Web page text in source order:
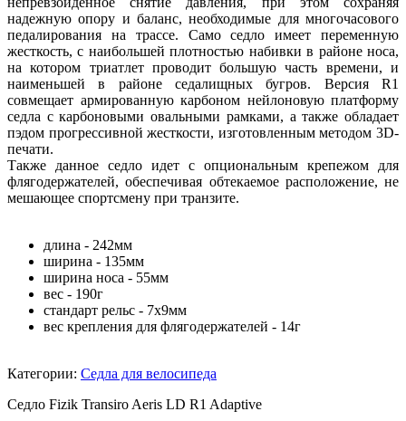
надежную опору и баланс, необходимые для многочасового
педалирования на трассе. Само седло имеет переменную
жесткость, с наибольшей плотностью набивки в районе носа,
на котором триатлет проводит большую часть времени, и
наименьшей в районе седалищных бугров. Версия R1
совмещает армированную карбоном нейлоновую платформу
седла с карбоновыми овальными рамками, а также обладает
пэдом прогрессивной жесткости, изготовленным методом 3D-
печати.
Также данное седло идет с опциональным крепежом для
флягодержателей, обеспечивая обтекаемое расположение, не
мешающее спортсмену при транзите.
длина - 242мм
ширина - 135мм
ширина носа - 55мм
вес - 190г
стандарт рельс - 7x9мм
вес крепления для флягодержателей - 14г
Категории: Седла для велосипеда
Седло Fizik Transiro Aeris LD R1 Adaptive